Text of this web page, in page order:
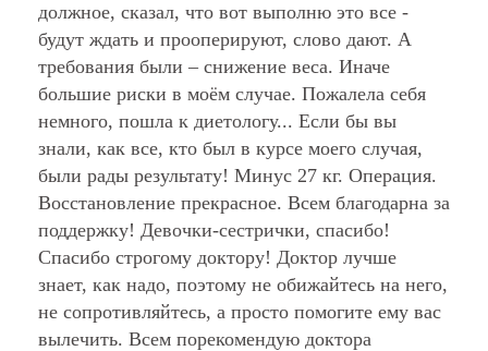
должное, сказал, что вот выполню это все -
будут ждать и прооперируют, слово дают. А
требования были – снижение веса. Иначе
большие риски в моём случае. Пожалела себя
немного, пошла к диетологу... Если бы вы
знали, как все, кто был в курсе моего случая,
были рады результату! Минус 27 кг. Операция.
Восстановление прекрасное. Всем благодарна за
поддержку! Девочки-сестрички, спасибо!
Спасибо строгому доктору! Доктор лучше
знает, как надо, поэтому не обижайтесь на него,
не сопротивляйтесь, а просто помогите ему вас
вылечить. Всем порекомендую доктора